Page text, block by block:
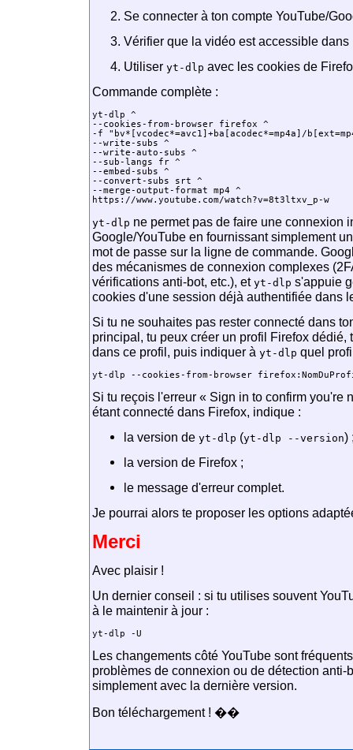
Se connecter à ton compte YouTube/
Vérifier que la vidéo est accessible dans
Utiliseryt-dlp avec les cookies de
Commande complète :
yt-dlp ^
--cookies-from-browser firefox ^
-f "bv*[vcodec*=avc1]+ba[acodec*=mp4a]/
--write-subs ^
--write-auto-subs ^
--sub-langs fr ^
--embed-subs ^
--convert-subs srt ^
--merge-output-format mp4 ^
yt-dlp ne permet pas de faire une connexion
Google/YouTube en fournissant simplement
mot de passe sur la ligne de commande.
des mécanismes de connexion complexes
vérifications anti-bot, etc.), etyt-dlp s'appuie
cookies d'une session déjà authentifiée dans
Si tu ne souhaites pas rester connecté dans
principal, tu peux créer un profil Firefox dédié,
dans ce profil, puis indiquer àyt-dlp quel
Si tu reçois l'erreur « Sign in to confirm you're
étant connecté dans Firefox, indique :
la version deyt-dlp (yt-dlp --version)
la version de Firefox ;
le message d'erreur complet.
Je pourrai alors te proposer les options
Merci
Avec plaisir !
Un dernier conseil : si tu utilises souvent
à le maintenir à jour :
yt-dlp -U
Les changements côté YouTube sont
problèmes de connexion ou de détection anti-
simplement avec la dernière version.
Bon téléchargement ! ��